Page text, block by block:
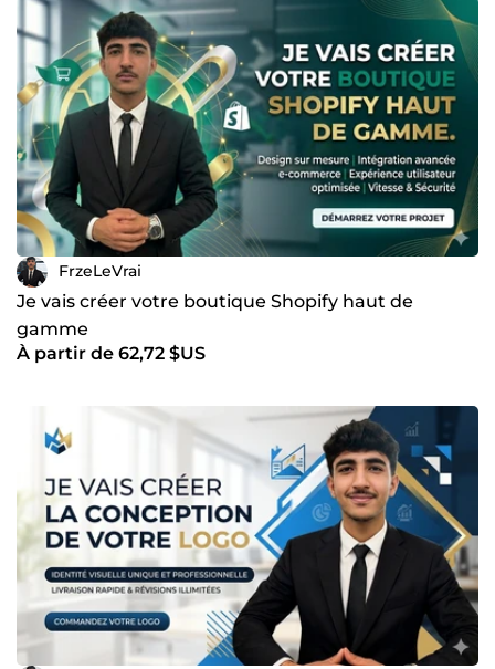
FrzeLeVrai
Je vais créer votre boutique Shopify haut de
gamme
À partir de 62,72 $US